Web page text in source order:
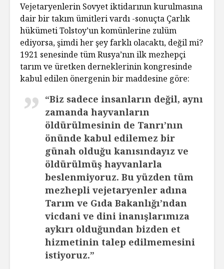
Vejetaryenlerin Sovyet iktidarının kurulmasına
dair bir takım ümitleri vardı -sonuçta Çarlık
hükümeti Tolstoy’un komünlerine zulüm
ediyorsa, şimdi her şey farklı olacaktı, değil mi?
1921 senesinde tüm Rusya’nın ilk mezhepçi
tarım ve üretken derneklerinin kongresinde
kabul edilen önergenin bir maddesine göre:
“Biz sadece insanların değil, aynı
zamanda hayvanların
öldürülmesinin de Tanrı’nın
önünde kabul edilemez bir
günah olduğu kanısındayız ve
öldürülmüş hayvanlarla
beslenmiyoruz. Bu yüzden tüm
mezhepli vejetaryenler adına
Tarım ve Gıda Bakanlığı’ndan
vicdani ve dini inanışlarımıza
aykırı olduğundan bizden et
hizmetinin talep edilmemesini
istiyoruz.”